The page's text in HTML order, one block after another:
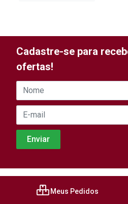
Cadastre-se para
ofertas!
Meus Pedidos